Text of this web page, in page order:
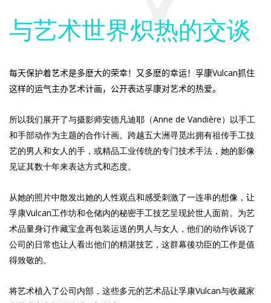
与艺术世界炽热的交谈
每天保护着艺术是多麽大的荣幸！又多麽的幸运！孚康Vulcan抓住
这样的运气主办艺术计画，公开表达孚康对艺术的热爱。
所以我们展开了与摄影师安德凡迪耶（Anne de Vandière）以手工
和手部动作为主题的合作计画。跨越五大洲寻觅出拥有祖传手工技
艺的男人和女人的手，或精品工业传统的专门技术手法，她的影像
见证其数十年来表达方式和态度。
从她的照片中散发出她的人性观点和感受刺激了一连串的想像，让
孚康Vulcan工作坊和仓储内的秘密手工技艺呈现於世人面前。为艺
术品量身订作藏宝盒再包装运送的男人与女人，他们的动作诉说了
公司的日常也让人看出他们的精湛技艺，这群幕後功臣的工作是值
得致敬的。
将艺术植入了公司内部，这些多元的艺术品让孚康Vulcan与收藏家